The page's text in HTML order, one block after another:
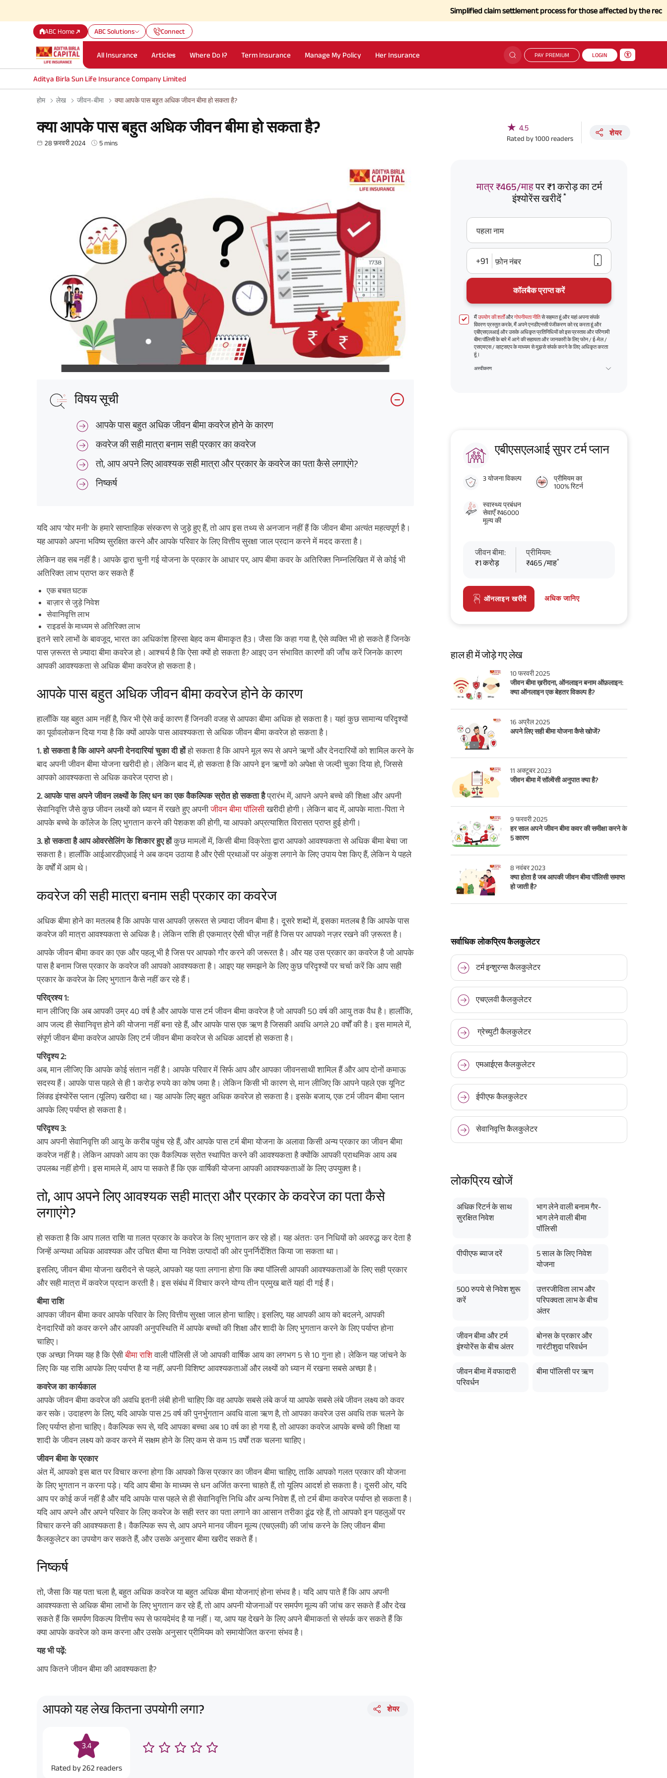
Simplified claim settlement process for those affected by the recent
ABC Home ABC Solutions Connect
All Insurance Articles Where Do I? Term Insurance Manage My Policy Her Insurance PAY PREMIUM LOGIN
Aditya Birla Sun Life Insurance Company Limited
होम लेख जीवन-बीमा क्या आपके पास बहुत अधिक जीवन बीमा हो सकता है?
क्या आपके पास बहुत अधिक जीवन बीमा हो सकता है?
28 फ़रवरी 2024 5 mins
★ 4.5
Rated by1000 readers
शेयर
Full Name
GET A CALL BACK!
contact details here, I override my NDNC registration and authorize
mail/SMS/WhatsApp for further assistance and information about this
Disclaimer: ABSLI Nishchit Aayush Plan (UIN No 109N137V12) is a non-
^ Provided 0 year deferment & Annually in Advance payout frequency is
chosen at the time of inception of the policy. Annually in Advance
payout frequency is only available in "Annual" premium payment mode.
Male- 25 yrs invests in ABSLI Nishchit Aayush Plan with Level Income +
Lumpsum Benefit. He chooses premium payment term 10 yrs , policy
term 40 years, benefit option -Long Term Income, Sum Assured 7
times of Annualized Premium and Deferment Period 0 years.
Annualized Premium is ₹1,00,000 (Exclusive of GST.). Annual Income of ₹
32,750 (32,750*40= 13,10,000) + Maturity Benefit (₹20,00,000)= ₹
33,10,000 ADV/3/24-25/3076.
विषय सूची
आपके पास बहुत अधिक जीवन बीमा कवरेज होने के कारण
कवरेज की सही मात्रा बनाम सही प्रकार का कवरेज
तो, आप अपने लिए आवश्यक सही मात्रा और प्रकार के कवरेज का पता कैसे लगाएंगे?
निष्कर्ष
यदि आप 'योर मनी' के हमारे साप्ताहिक संस्करण से जुड़े हुए हैं, तो आप इस तथ्य से अनजान नहीं हैं कि जीवन बीमा अत्यंत महत्वपूर्ण है।
यह आपको अपना भविष्य सुरक्षित करने और आपके परिवार के लिए वित्तीय सुरक्षा जाल प्रदान करने में मदद करता है।
लेकिन वह सब नहीं है। आपके द्वारा चुनी गई योजना के प्रकार के आधार पर, आप बीमा कवर के अतिरिक्त निम्नलिखित में से कोई भी
अतिरिक्त लाभ प्राप्त कर सकते हैं
एक बचत घटक
बाज़ार से जुड़े निवेश
सेवानिवृत्ति लाभ
राइडर्स के माध्यम से अतिरिक्त लाभ
इतने सारे लाभों के बावजूद, भारत का अधिकांश हिस्सा बेहद कम बीमाकृत है3। जैसा कि कहा गया है, ऐसे व्यक्ति भी हो सकते हैं जिनके
पास ज़रूरत से ज़्यादा बीमा कवरेज हो। आश्चर्य है कि ऐसा क्यों हो सकता है? आइए उन संभावित कारणों की जाँच करें जिनके कारण
आपकी आवश्यकता से अधिक बीमा कवरेज हो सकता है।
आपके पास बहुत अधिक जीवन बीमा कवरेज होने के कारण
हालाँकि यह बहुत आम नहीं है, फिर भी ऐसे कई कारण हैं जिनकी वजह से आपका बीमा अधिक हो सकता है। यहां कुछ सामान्य परिदृश्यों
का पूर्वावलोकन दिया गया है कि क्यों आपके पास आवश्यकता से अधिक जीवन बीमा कवरेज हो सकता है।
1. हो सकता है कि आपने अपनी देनदारियां चुका दी होंहो सकता है कि आपने मूल रूप से अपने ऋणों और देनदारियों को शामिल करने के
बाद अपनी जीवन बीमा योजना खरीदी हो। लेकिन बाद में, हो सकता है कि आपने इन ऋणों को अपेक्षा से जल्दी चुका दिया हो, जिससे
आपको आवश्यकता से अधिक कवरेज प्राप्त हो।
2. आपके पास अपने जीवन लक्ष्यों के लिए धन का एक वैकल्पिक स्रोत हो सकता हैप्रारंभ में, आपने अपने बच्चे की शिक्षा और अपनी
सेवानिवृत्ति जैसे कुछ जीवन लक्ष्यों को ध्यान में रखते हुए अपनीजीवन बीमा पॉलिसीखरीदी होगी। लेकिन बाद में, आपके माता-पिता ने
आपके बच्चे के कॉलेज के लिए भुगतान करने की पेशकश की होगी, या आपको अप्रत्याशित विरासत प्राप्त हुई होगी।
3. हो सकता है आप ओवरसेलिंग के शिकार हुए होंकुछ मामलों में, किसी बीमा विक्रेता द्वारा आपको आवश्यकता से अधिक बीमा बेचा जा
सकता है। हालाँकि आईआरडीएआई ने अब कदम उठाया है और ऐसी प्रथाओं पर अंकुश लगाने के लिए उपाय पेश किए हैं, लेकिन ये पहले
के वर्षों में आम थे।
कवरेज की सही मात्रा बनाम सही प्रकार का कवरेज
अधिक बीमा होने का मतलब है कि आपके पास आपकी ज़रूरत से ज़्यादा जीवन बीमा है। दूसरे शब्दों में, इसका मतलब है कि आपके पास
कवरेज की मात्रा आवश्यकता से अधिक है। लेकिन राशि ही एकमात्र ऐसी चीज़ नहीं है जिस पर आपको नज़र रखने की ज़रूरत है।
आपके जीवन बीमा कवर का एक और पहलू भी है जिस पर आपको गौर करने की जरूरत है। और यह उस प्रकार का कवरेज है जो आपके
पास है बनाम जिस प्रकार के कवरेज की आपको आवश्यकता है। आइए यह समझने के लिए कुछ परिदृश्यों पर चर्चा करें कि आप सही
प्रकार के कवरेज के लिए भुगतान कैसे नहीं कर रहे हैं।
परिद्रश्य 1:
मान लीजिए कि अब आपकी उम्र 40 वर्ष है और आपके पास टर्म जीवन बीमा कवरेज है जो आपकी 50 वर्ष की आयु तक वैध है। हालाँकि,
आप जल्द ही सेवानिवृत्त होने की योजना नहीं बना रहे हैं, और आपके पास एक ऋण है जिसकी अवधि अगले 20 वर्षों की है। इस मामले में,
संपूर्ण जीवन बीमा कवरेज आपके लिए टर्म जीवन बीमा कवरेज से अधिक आदर्श हो सकता है।
परिदृश्य 2:
अब, मान लीजिए कि आपके कोई संतान नहीं है। आपके परिवार में सिर्फ आप और आपका जीवनसाथी शामिल हैं और आप दोनों कमाऊ
सदस्य हैं। आपके पास पहले से ही 1 करोड़ रुपये का कोष जमा है। लेकिन किसी भी कारण से, मान लीजिए कि आपने पहले एक यूनिट
लिंक्ड इंश्योरेंस प्लान (यूलिप) खरीदा था। यह आपके लिए बहुत अधिक कवरेज हो सकता है। इसके बजाय, एक टर्म जीवन बीमा प्लान
आपके लिए पर्याप्त हो सकता है।
परिदृश्य 3:
आप अपनी सेवानिवृत्ति की आयु के करीब पहुंच रहे हैं, और आपके पास टर्म बीमा योजना के अलावा किसी अन्य प्रकार का जीवन बीमा
कवरेज नहीं है। लेकिन आपको आय का एक वैकल्पिक स्रोत स्थापित करने की आवश्यकता है क्योंकि आपकी प्राथमिक आय अब
उपलब्ध नहीं होगी। इस मामले में, आप पा सकते हैं कि एक वार्षिकी योजना आपकी आवश्यकताओं के लिए उपयुक्त है।
तो, आप अपने लिए आवश्यक सही मात्रा और प्रकार के कवरेज का पता कैसे
लगाएंगे?
हो सकता है कि आप ग़लत राशि या ग़लत प्रकार के कवरेज के लिए भुगतान कर रहे हों। यह अंततः उन निधियों को अवरुद्ध कर देता है
जिन्हें अन्यथा अधिक आवश्यक और उचित बीमा या निवेश उत्पादों की ओर पुनर्निर्देशित किया जा सकता था।
इसलिए, जीवन बीमा योजना खरीदने से पहले, आपको यह पता लगाना होगा कि क्या पॉलिसी आपकी आवश्यकताओं के लिए सही प्रकार
और सही मात्रा में कवरेज प्रदान करती है। इस संबंध में विचार करने योग्य तीन प्रमुख बातें यहां दी गई हैं।
बीमा राशि
आपका जीवन बीमा कवर आपके परिवार के लिए वित्तीय सुरक्षा जाल होना चाहिए। इसलिए, यह आपकी आय को बदलने, आपकी
देनदारियों को कवर करने और आपकी अनुपस्थिति में आपके बच्चों की शिक्षा और शादी के लिए भुगतान करने के लिए पर्याप्त होना
चाहिए।
एक अच्छा नियम यह है कि ऐसीबीमा राशिवाली पॉलिसी लें जो आपकी वार्षिक आय का लगभग 5 से 10 गुना हो। लेकिन यह जांचने के
लिए कि यह राशि आपके लिए पर्याप्त है या नहीं, अपनी विशिष्ट आवश्यकताओं और लक्ष्यों को ध्यान में रखना सबसे अच्छा है।
कवरेज का कार्यकाल
आपके जीवन बीमा कवरेज की अवधि इतनी लंबी होनी चाहिए कि वह आपके सबसे लंबे कर्ज या आपके सबसे लंबे जीवन लक्ष्य को कवर
कर सके। उदाहरण के लिए, यदि आपके पास 25 वर्ष की पुनर्भुगतान अवधि वाला ऋण है, तो आपका कवरेज उस अवधि तक चलने के
लिए पर्याप्त होना चाहिए। वैकल्पिक रूप से, यदि आपका बच्चा अब 10 वर्ष का हो गया है, तो आपका कवरेज आपके बच्चे की शिक्षा या
शादी के जीवन लक्ष्य को कवर करने में सक्षम होने के लिए कम से कम 15 वर्षों तक चलना चाहिए।
जीवन बीमा के प्रकार
अंत में, आपको इस बात पर विचार करना होगा कि आपको किस प्रकार का जीवन बीमा चाहिए, ताकि आपको गलत प्रकार की योजना
के लिए भुगतान न करना पड़े। यदि आप बीमा के माध्यम से धन अर्जित करना चाहते हैं, तो यूलिप आदर्श हो सकता है। दूसरी ओर, यदि
आप पर कोई कर्ज नहीं है और यदि आपके पास पहले से ही सेवानिवृत्ति निधि और अन्य निवेश हैं, तो टर्म बीमा कवरेज पर्याप्त हो सकता है।
यदि आप अपने और अपने परिवार के लिए कवरेज के सही स्तर का पता लगाने का आसान तरीका ढूंढ रहे हैं, तो आपको इन पहलुओं पर
विचार करने की आवश्यकता है। वैकल्पिक रूप से, आप अपने मानव जीवन मूल्य (एचएलवी) की जांच करने के लिए जीवन बीमा
कैलकुलेटर का उपयोग कर सकते हैं, और उसके अनुसार बीमा खरीद सकते हैं।
निष्कर्ष
तो, जैसा कि यह पता चला है, बहुत अधिक कवरेज या बहुत अधिक बीमा योजनाएं होना संभव है। यदि आप पाते हैं कि आप अपनी
आवश्यकता से अधिक बीमा लाभों के लिए भुगतान कर रहे हैं, तो आप अपनी योजनाओं पर समर्पण मूल्य की जांच कर सकते हैं और देख
सकते हैं कि समर्पण विकल्प वित्तीय रूप से फायदेमंद है या नहीं। या, आप यह देखने के लिए अपने बीमाकर्ता से संपर्क कर सकते हैं कि
क्या आपके कवरेज को कम करना और उसके अनुसार प्रीमियम को समायोजित करना संभव है।
यह भी पढ़ें:
आप कितने जीवन बीमा की आवश्यकता है?
आपको यह लेख कितना उपयोगी लगा?
3.4
Rated by262 readers
शेयर
मात्र ₹465/माहपर ₹1 करोड़ का टर्म
इंश्योरेंस खरीदें*
पहला नाम
+91 फ़ोन नंबर
कॉलबैक प्राप्त करें
मैंउपयोग की शर्तोंऔरगोपनीयता नीतिसे सहमत हूं और यहां अपना संपर्क
विवरण प्रस्तुत करके, मैं अपने एनडीएनसी पंजीकरण को रद्द करता हूं और
एबीएसएलआई और उसके अधिकृत प्रतिनिधियों को इस प्रस्ताव और परिणामी
बीमा पॉलिसी के बारे में आगे की सहायता और जानकारी के लिए फोन / ई-मेल /
एसएमएस / व्हाट्सएप के माध्यम से मुझसे संपर्क करने के लिए अधिकृत करता
हूं।
अस्वीकरण
एबीएसएलआई सुपर टर्म प्लान
3 योजना विकल्प
प्रीमियम का
100% रिटर्न
स्वास्थ्य प्रबंधन
सेवाएँ ₹46000
मूल्य की
जीवन बीमा:
₹1 करोड़
प्रीमियम:
₹465 /माह*
ऑनलाइन खरीदें अधिक जानिए
हाल ही में जोड़े गए लेख
10 फरवरी 2025
जीवन बीमा ख़रीदना, ऑनलाइन बनाम ऑफ़लाइन:
क्या ऑनलाइन एक बेहतर विकल्प है?
16 अप्रैल 2025
अपने लिए सही बीमा योजना कैसे खोजें?
11 अक्टूबर 2023
जीवन बीमा में सॉल्वेंसी अनुपात क्या है?
9 फरवरी 2025
हर साल अपने जीवन बीमा कवर की समीक्षा करने के
5 कारण
8 नवंबर 2023
क्या होता है जब आपकी जीवन बीमा पॉलिसी समाप्त
हो जाती है?
सर्वाधिक लोकप्रिय कैलकुलेटर
टर्म इन्शुरन्स कैलकुलेटर
एचएलवी कैलकुलेटर
ग्रेच्युटी कैलकुलेटर
एमआईएस कैलकुलेटर
ईपीएफ कैलकुलेटर
सेवानिवृत्ति कैलकुलेटर
लोकप्रिय खोजें
अधिक रिटर्न के साथ
सुरक्षित निवेश
भाग लेने वाली बनाम गैर-
भाग लेने वाली बीमा
पॉलिसी
पीपीएफ ब्याज दरें
5 साल के लिए निवेश
योजना
500 रुपये से निवेश शुरू
करें
उत्तरजीविता लाभ और
परिपक्वता लाभ के बीच
अंतर
जीवन बीमा और टर्म
इंश्योरेंस के बीच अंतर
बोनस के प्रकार और
गारंटीशुदा परिवर्धन
जीवन बीमा में वफादारी
परिवर्धन
बीमा पॉलिसी पर ऋण